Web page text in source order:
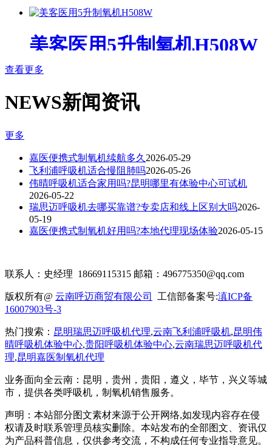
氧机
美客医用5升制氧机H508W
查看更多
NEWS新闻资讯
更多
嘉医便携式制氧机续航多久 2026-05-29
飞利浦呼吸机适合慢阻肺吗2026-05-26
伟晴呼吸机适合家用吗?昆明哪里有体验中心可试机
2026-05-22
瑞思迈呼吸机去哪买靠谱?专卖店和线上区别大吗2026-
05-19
嘉医便携式制氧机好用吗?本地代理现场体验2026-05-15
联系人：史经理 18669115315 邮箱：496775350@qq.com
版权所有@ 云南呼迈商贸有限公司 工信部备案号:滇ICP备
16007903号-3
热门搜索： 昆明瑞思迈呼吸机代理,云南飞利浦呼吸机,昆明伟
晴呼吸机体验中心,贵阳呼吸机体验中心,云南瑞思迈呼吸机代
理,昆明嘉医制氧机代理
业务面向全云南：昆明 ，贵州，贵阳，遵义，毕节，兴义等城
市，提供各类呼吸机，制氧机销售服务。
声明：本站部分图文素材来源于公开网络,如发现内容存在侵
权请及时联系管理员核实删除。本站发布的全部图文、资讯仅
为产品科普信息，仅供参考交流，不构成任何专业指导意见。